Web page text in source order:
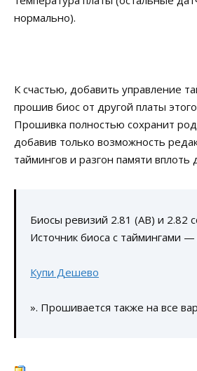
нормально).
К счастью, добавить управление
прошив биос от другой платы
Прошивка полностью сохранит
добавив только возможность
таймингов и разгон памяти вплоть
Биосы ревизий 2.81 (AB) и 2.82
Источник биоса с таймингами —
Купи Дешево
». Прошивается также на все